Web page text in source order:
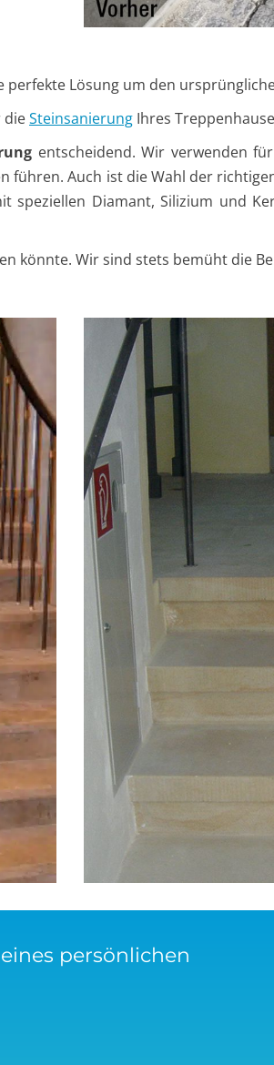
perfekte Lösung um den
dieSteinsanierung Ihres
entscheidend. Wir verwenden
führen. Auch ist die Wahl der
speziellen Diamant, Silizium und
könnte. Wir sind stets bemüht die
persönlichen